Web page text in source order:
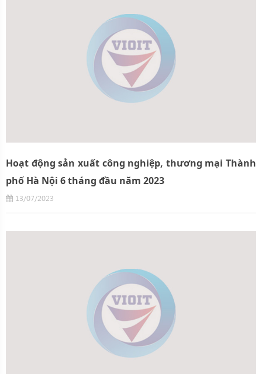
Hoạt động sản xuất công nghiệp, thương mại Thành
phố Hà Nội 6 tháng đầu năm 2023
13/07/2023